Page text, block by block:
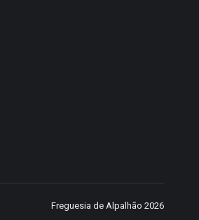
Freguesia de Alpalhão 2026